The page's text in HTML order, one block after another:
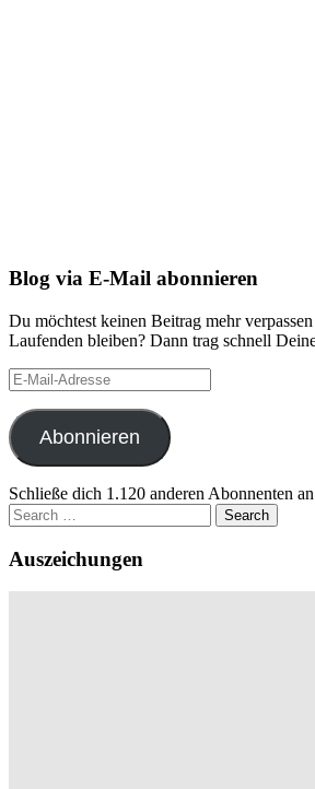
Blog via E-Mail abonnieren
Du möchtest keinen Beitrag mehr
Laufenden bleiben? Dann trag schnell
E-
Mail-
Adresse
Abonnieren
Schließe dich 1.120 anderen Abonnenten an
Search
for:
Auszeichungen